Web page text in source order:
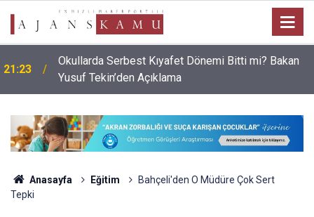
21:23
Okullarda Serbest Kıyafet Dönemi Bitti mi? Bakan
Yusuf Tekin’den Açıklama
Anasayfa Eğitim
Bahçeli'den O Müdüre Çok Sert
Tepki